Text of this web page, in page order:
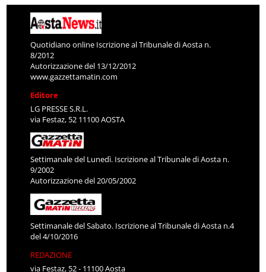
Quotidiano online Iscrizione al Tribunale di Aosta n.
8/2012
Autorizzazione del 13/12/2012
www.gazzettamatin.com
Editore
LG PRESSE S.R.L.
via Festaz, 52 11100 AOSTA
Settimanale del Lunedì. Iscrizione al Tribunale di Aosta n.
9/2002
Autorizzazione del 20/05/2002
Settimanale del Sabato. Iscrizione al Tribunale di Aosta n.4
del 4/10/2016
REDAZIONE
via Festaz, 52 - 11100 Aosta